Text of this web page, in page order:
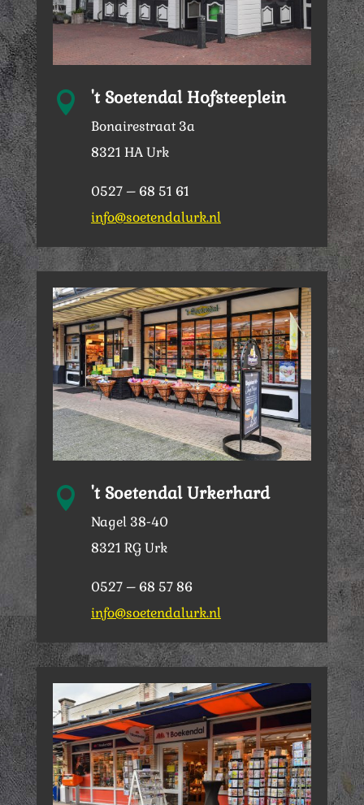
 't Soetendal Hofsteeplein
Bonairestraat 3a
8321 HA Urk
0527 – 68 51 61
info@soetendalurk.nl
 't Soetendal Urkerhard
Nagel 38-40
8321 RG Urk
0527 – 68 57 86
info@soetendalurk.nl